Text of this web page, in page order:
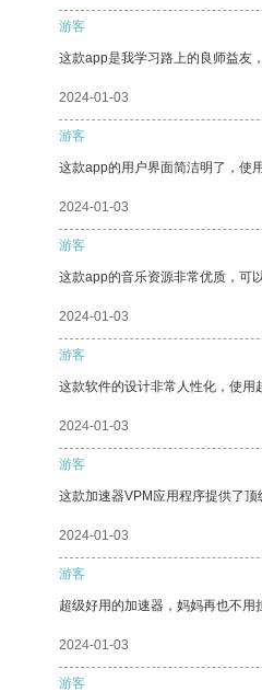
游客
这款app是我学习路上的良师益友
2024-01-03
游客
这款app的用户界面简洁明了，使
2024-01-03
游客
这款app的音乐资源非常优质，可
2024-01-03
游客
这款软件的设计非常人性化，使用
2024-01-03
游客
这款加速器VPM应用程序提供了顶
2024-01-03
游客
超级好用的加速器，妈妈再也不用
2024-01-03
游客